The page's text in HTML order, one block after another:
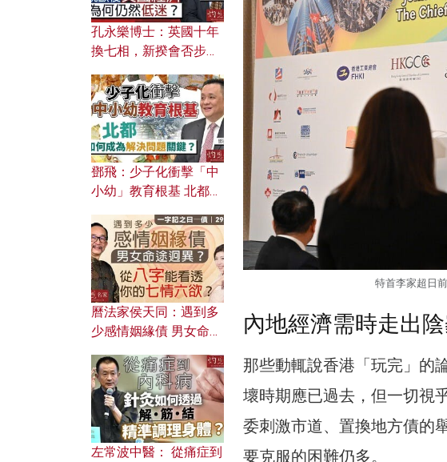
特首李家超日
內地經濟需時走出
那些動輒說香港「玩完」的
壞時期應已過去，但一切視
委刺激市道、置換地方債的
要克服的困難仍多。
孔永樂博士：英國十年
換七相，新揆會否步前
濟為何仍然低迷？
鄧飛：少子化衝擊「中
小幼」教育根基 北都如
曆法家侯天同：遇到多
少感情姻緣債 男女命途
的七情六欲？
左常波中醫： 從痛症到